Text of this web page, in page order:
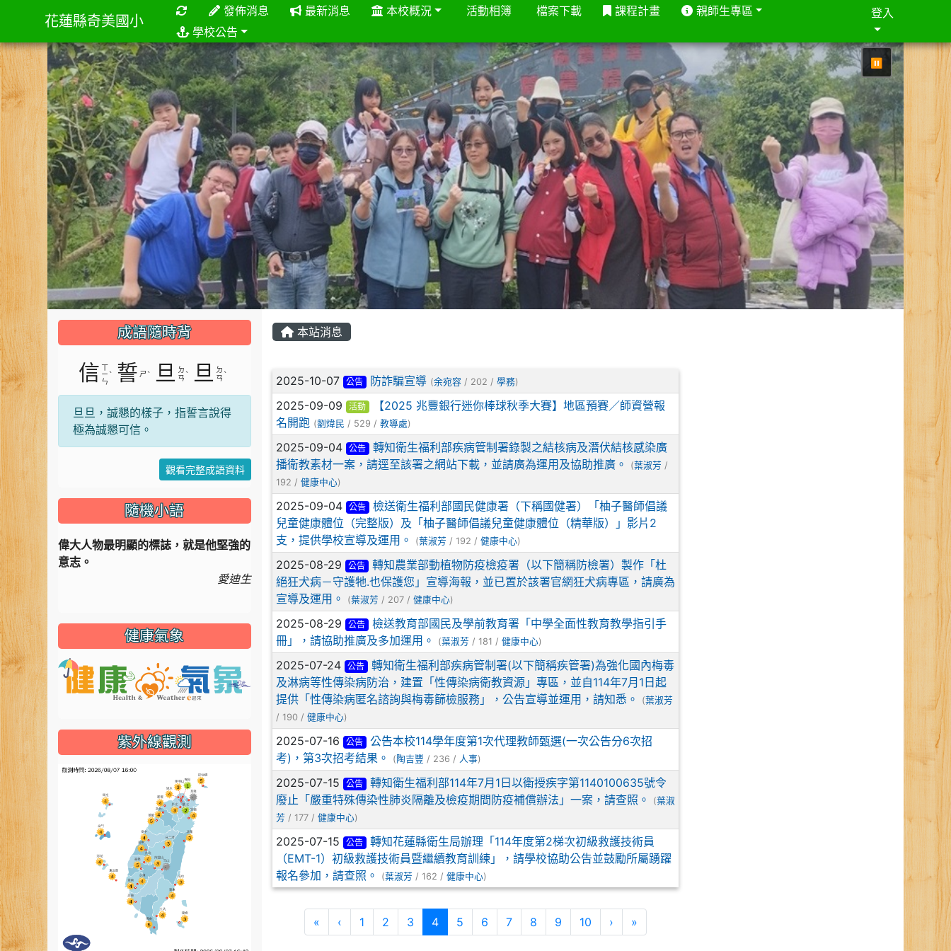
⏸
本站消息
文章列表
2025-10-07 公告 防詐騙宣導 (余宛容 / 202 /學務)
2025-09-09 活動
【2025 兆豐銀行迷你棒球秋季大賽】地區預賽／師資營報
名開跑 (劉煒民 / 529 / 教導處)
2025-09-04 公告
轉知衛生福利部疾病管制署錄製之結核病及潛伏結核感染廣
播衛教素材一案，請逕至該署之網站下載，並請廣為運用及協助推廣。
(葉淑芳 /
192 / 健康中心)
2025-09-04 公告
檢送衛生福利部國民健康署（下稱國健署）「柚子醫師倡議
兒童健康體位（完整版）及「柚子醫師倡議兒童健康體位（精華版）」影片2
支，提供學校宣導及運用。
(葉淑芳 / 192 / 健康中心)
2025-08-29 公告
轉知農業部動植物防疫檢疫署（以下簡稱防檢署）製作「杜
絕狂犬病－守護牠.也保護您」宣導海報，並已置於該署官網狂犬病專區，請廣為
宣導及運用。
(葉淑芳 / 207 / 健康中心)
2025-08-29 公告
檢送教育部國民及學前教育署「中學全面性教育教學指引手
冊」，請協助推廣及多加運用。
(葉淑芳 / 181 / 健康中心)
2025-07-24 公告
轉知衛生福利部疾病管制署(以下簡稱疾管署)為強化國內梅毒
及淋病等性傳染病防治，建置「性傳染病衛教資源」專區，並自114年7月1日起
提供「性傳染病匿名諮詢與梅毒篩檢服務」，公告宣導並運用，請知悉。
(葉淑芳
/ 190 / 健康中心)
2025-07-16 公告
公告本校114學年度第1次代理教師甄選(一次公告分6次招
考)，第3次招考結果。
( 陶吉豐 / 236 / 人事)
2025-07-15 公告
轉知衛生福利部114年7月1日以衛授疾字第1140100635號令
廢止「嚴重特殊傳染性肺炎隔離及檢疫期間防疫補償辦法」一案，請查照。
(葉淑
芳 / 177 / 健康中心)
2025-07-15 公告
轉知花蓮縣衛生局辦理「114年度第2梯次初級救護技術員
（EMT-1）初級救護技術員暨繼續教育訓練」，請學校協助公告並鼓勵所屬踴躍
報名參加，請查照。
(葉淑芳 / 162 / 健康中心)
«第一頁
‹上一頁
1 2 3 4(目前頁次)
5 6 7 8 9 10 ›下一頁
»最後頁
成語隨時背
信 ㄒ
ㄧ
ㄣ
ˋ 誓 ㄕ ˋ 旦
ㄉ
ㄢ ˋ 旦
ㄉ
ㄢ ˋ
旦旦，誠懇的樣子，指誓言說得
極為誠懇可信。
觀看完整成語資料
隨機小語
偉大人物最明顯的標誌，就是他堅強的
意志。
愛迪生
健康氣象
link to https://crowa.cwb.gov.tw/HealthWeather/ _blank
紫外線觀測
link to https://www.cwb.gov.tw/V8/C/W/OBS_UVI.html _blank
花蓮縣奇美國小
重新取得佈景設定
發佈消息 最新消息 本校概況 活動相簿 檔案下載 課程計畫
親師生專區
學校公告
登入